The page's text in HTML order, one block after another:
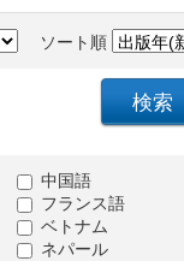
ソート順
中国語
フランス語
ベトナム
ネパール